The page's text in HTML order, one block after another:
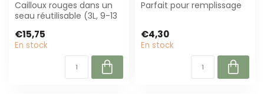
Cailloux rouges dans un
seau réutilisable (3L, 9-13
pour l...
€15,75
En stock
Parfait pour remplissage
€4,30
En stock